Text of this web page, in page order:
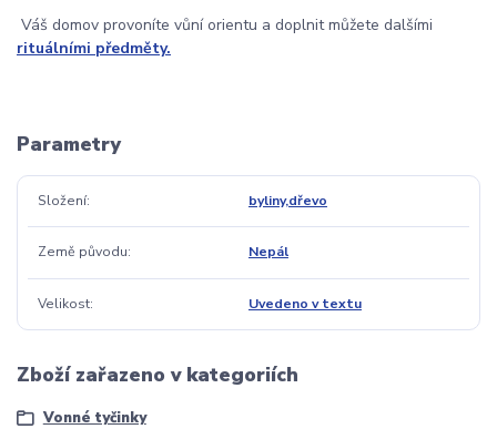
Váš domov provoníte vůní orientu a doplnit můžete dalšími
rituálními předměty.
Parametry
Složení byliny,dřevo
Země původu Nepál
Velikost Uvedeno v textu
Zboží zařazeno v kategoriích
Vonné tyčinky